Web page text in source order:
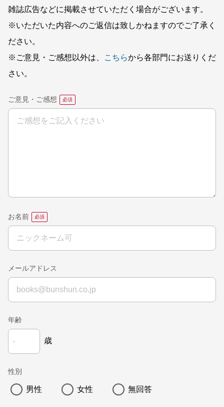
雑誌広告などに掲載させていただく場合がございます。
※いただいた内容へのご返信は致しかねますのでご了承く
ださい。
※ご意見・ご感想以外は、
こちらから各部門にお送りくだ
さい。
ご意見・ご感想
お名前
メールアドレス
年齢
歳
性別
男性 女性 無回答